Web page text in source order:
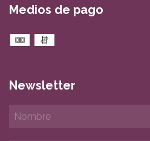
Medios de pago
Newsletter